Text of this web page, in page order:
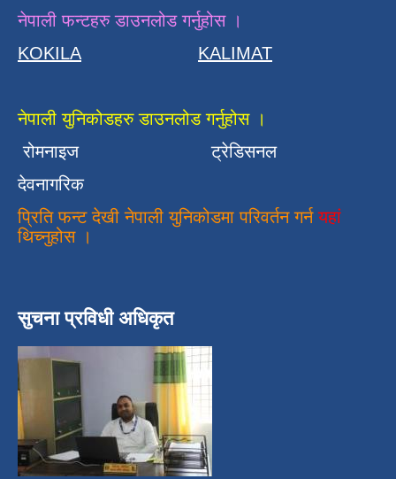
नेपाली फन्टहरु डाउनलोड गर्नुहोस ।
KOKILA
KALIMAT
नेपाली युनिकोडहरु डाउनलोड गर्नुहोस ।
रोमनाइज
ट्रेडिसनल
देवनागरिक
प्रिति फन्ट देखी नेपाली युनिकोडमा परिवर्तन गर्न यहां
थिच्नुहोस ।
सुचना प्रविधी अधिकृत